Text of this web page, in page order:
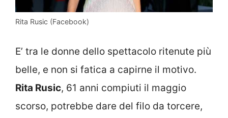
Rita Rusic (Facebook)
E’ tra le donne dello spettacolo ritenute più
belle, e non si fatica a capirne il motivo.
Rita Rusic, 61 anni compiuti il maggio
scorso, potrebbe dare del filo da torcere,